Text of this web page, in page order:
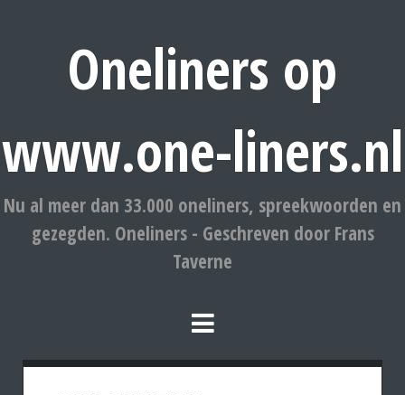
Oneliners op
www.one-liners.nl
Nu al meer dan 33.000 oneliners, spreekwoorden en
gezegden. Oneliners - Geschreven door Frans
Taverne